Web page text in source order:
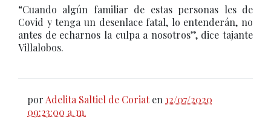
“Cuando algún familiar de estas personas les de
Covid y tenga un desenlace fatal, lo entenderán, no
antes de echarnos la culpa a nosotros”, dice tajante
Villalobos.
por Adelita Saltiel de Coriat en 12/07/2020
09:23:00 a. m.